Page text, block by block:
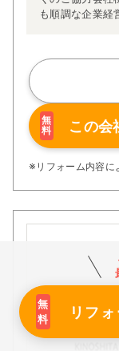
も順調な企業経
Ginzaは、お客
定はもちろん
一翼を担うと
指して日々活動
「企業は社会の
を支え、人々を
ものであると信
す。
無
料
この会
※リフォーム内容に
リフ